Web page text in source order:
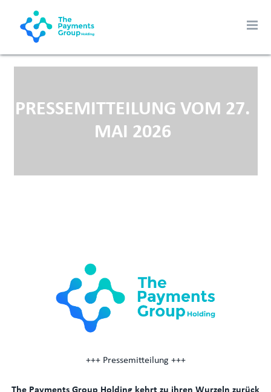
PRESSEMITTEILUNG VOM 27.
MAI 2026
+++ Pressemitteilung +++